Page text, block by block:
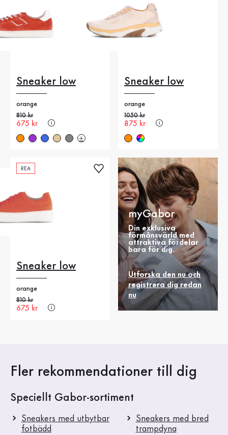
Sneaker low
orange
Gammalt pris
810 kr
Nytt pris
675 kr
Sneaker low
orange
Gammalt pris
1050 kr
Nytt pris
875 kr
REA
Sneaker low
orange
Gammalt pris
810 kr
Nytt pris
675 kr
myGabor
Din exklusiva
förmånsvärld med
attraktiva fördelar
bara för dig.
Utforska den nu och
registrera dig redan
nu
Fler rekommendationer till dig
Speciellt Gabor-sortiment
Sneakers med utbytbar
fotbädd
Sneakers med bred
trampdyna